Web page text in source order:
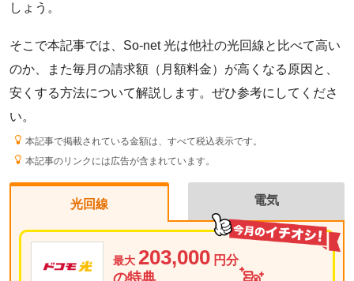
しょう。
そこで本記事では、So-net 光は他社の光回線と比べて高い
のか、また毎月の請求額（月額料金）が高くなる原因と、
安くする方法について解説します。ぜひ参考にしてくださ
い。
本記事で掲載されている金額は、すべて税込表示です。
本記事のリンクには広告が含まれています。
光回線
最大 203,000 円分
電気